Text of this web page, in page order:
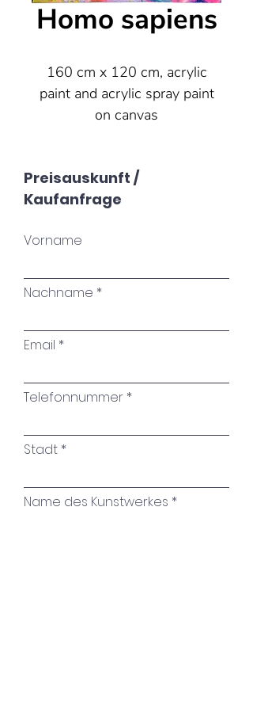
Homo sapiens
160 cm x 120 cm, acrylic
paint and acrylic spray paint
on canvas
Preisauskunft /
Kaufanfrage
Vorname
Nachname
Email
Telefonnummer
Stadt
Name des Kunstwerkes